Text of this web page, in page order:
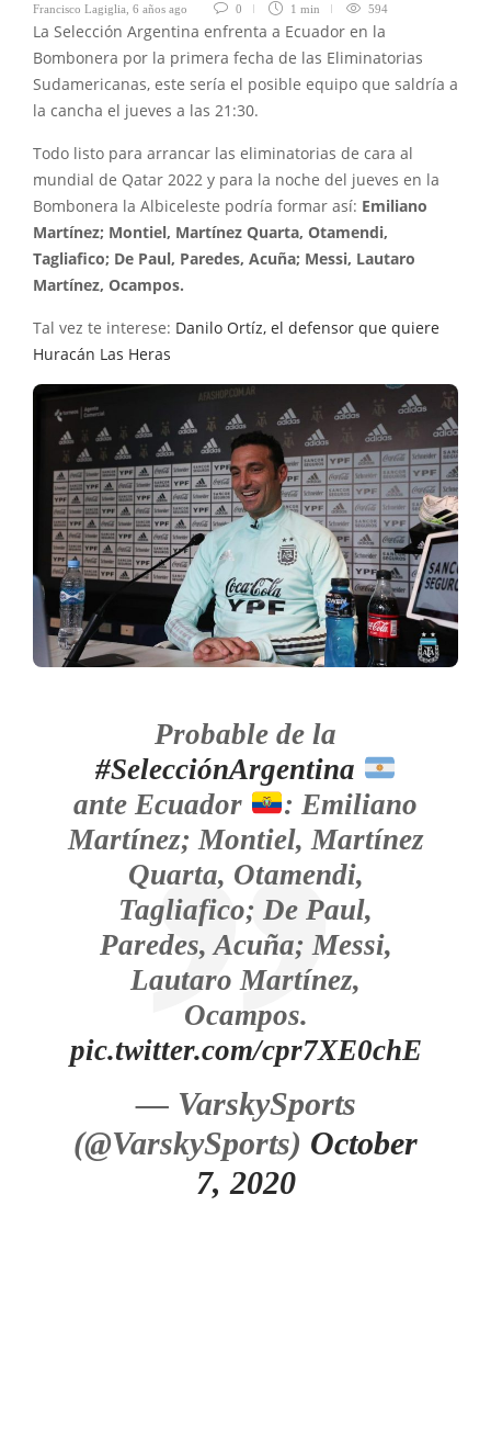
Francisco Lagiglia 6 años ago 0 1 min 594
La Selección Argentina enfrenta a Ecuador en la
Bombonera por la primera fecha de las Eliminatorias
Sudamericanas, este sería el posible equipo que saldría a
la cancha el jueves a las 21:30.
Todo listo para arrancar las eliminatorias de cara al
mundial de Qatar 2022 y para la noche del jueves en la
Bombonera la Albiceleste podría formar así: Emiliano
Martínez; Montiel, Martínez Quarta, Otamendi,
Tagliafico; De Paul, Paredes, Acuña; Messi, Lautaro
Martínez, Ocampos.
Tal vez te interese: Danilo Ortíz, el defensor que quiere
Huracán Las Heras
Probable de la
#SelecciónArgentina
ante Ecuador
: Emiliano
Martínez; Montiel, Martínez
Quarta, Otamendi,
Tagliafico; De Paul,
Paredes, Acuña; Messi,
Lautaro Martínez,
Ocampos.
pic.twitter.com/cpr7XE0chE
— VarskySports
(@VarskySports) October
7, 2020